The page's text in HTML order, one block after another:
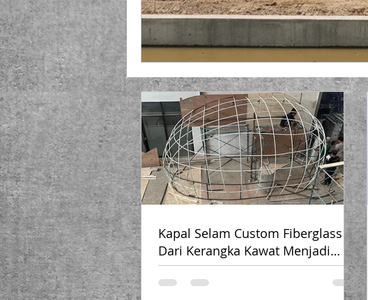
Kapal Selam Custom Fiberglass –
Dari Kerangka Kawat Menjadi
Ruang Unik yang Menakjubkan 🚤
✨